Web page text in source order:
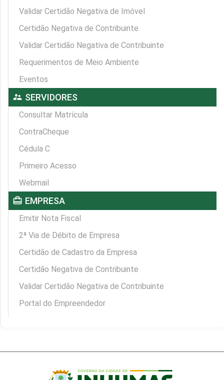
Validar Certidão Negativa de Imóvel
Certidão Negativa de Contribuinte
Validar Certidão Negativa de Contribuinte
Requerimentos de Meio Ambiente
Eventos
supervisor_account SERVIDORES
Consultar Matrícula
ContraCheque
Cédula C
Primeiro Acesso
Webmail
card_travel EMPRESA
Emitir Nota Fiscal
2ª Via de Débito de Empresa
Certidão de Cadastro da Empresa
Certidão Negativa de Contribuinte
Validar Certidão Negativa de Contribuinte
Portal do Empreendedor